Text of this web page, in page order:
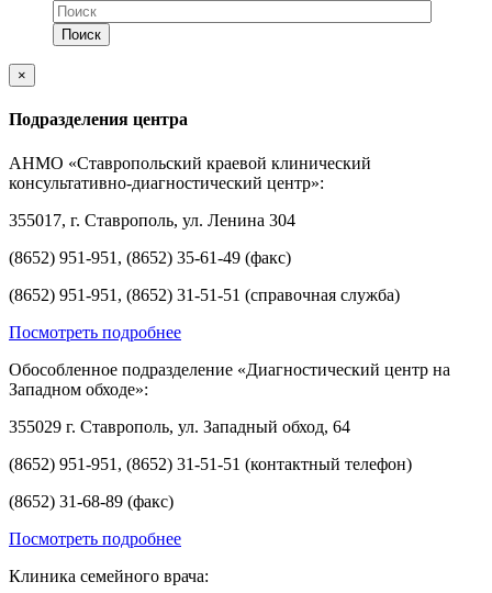
×
Подразделения центра
АНМО «Ставропольский краевой клинический
консультативно-диагностический центр»:
355017, г. Ставрополь, ул. Ленина 304
(8652) 951-951, (8652) 35-61-49 (факс)
(8652) 951-951, (8652) 31-51-51 (справочная служба)
Посмотреть подробнее
Обособленное подразделение «Диагностический центр на
Западном обходе»:
355029 г. Ставрополь, ул. Западный обход, 64
(8652) 951-951, (8652) 31-51-51 (контактный телефон)
(8652) 31-68-89 (факс)
Посмотреть подробнее
Клиника семейного врача: